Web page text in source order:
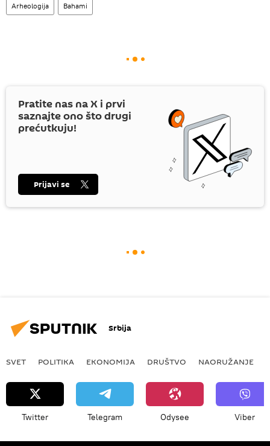
Arheologija Bahami
Pratite nas naX i prvi
saznajte ono što drugi
prećutkuju!
Prijavi se
Srbija
SVET POLITIKA EKONOMIJA DRUŠTVO NAORUŽANJE
Twitter Telegram Odysee Viber